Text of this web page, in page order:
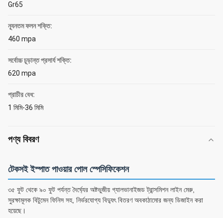
Gr65
ন্যূনতম ফলন শক্তি:
460 mpa
সর্বোচ্চ চূড়ান্ত প্রসার্য শক্তি:
620 mpa
প্রাচীর বেধ:
1 মিমি-36 মিমি
পণ্য বিবরণ
টেকসই ইস্পাত পাওয়ার পোল স্পেসিফিকেশন
৩৫ ফুট থেকে ৯০ ফুট পর্যন্ত দৈর্ঘ্যের অষ্টভুজীয় গ্যালভানাইজড ট্রান্সমিশন লাইন মেরু,
সুরক্ষামূলক বিটুমেন ফিনিস সহ, নির্ভরযোগ্য বিদ্যুৎ বিতরণ অবকাঠামোর জন্য ডিজাইন করা
হয়েছে।